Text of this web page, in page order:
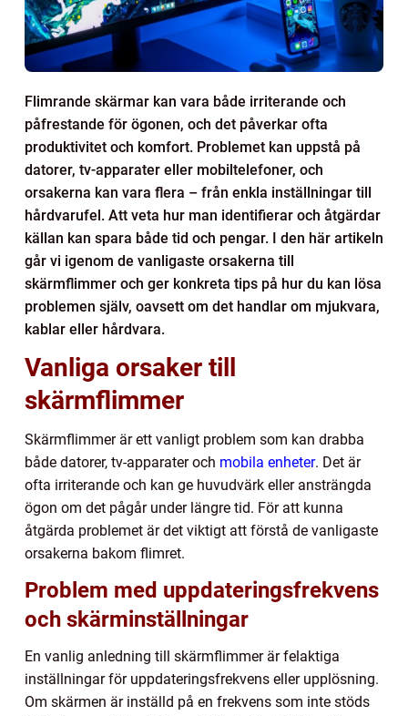
Flimrande skärmar kan vara både irriterande och
påfrestande för ögonen, och det påverkar ofta
produktivitet och komfort. Problemet kan uppstå på
datorer, tv-apparater eller mobiltelefoner, och
orsakerna kan vara flera – från enkla inställningar till
hårdvarufel. Att veta hur man identifierar och åtgärdar
källan kan spara både tid och pengar. I den här artikeln
går vi igenom de vanligaste orsakerna till
skärmflimmer och ger konkreta tips på hur du kan lösa
problemen själv, oavsett om det handlar om mjukvara,
kablar eller hårdvara.
Vanliga orsaker till
skärmflimmer
Skärmflimmer är ett vanligt problem som kan drabba
både datorer, tv-apparater och mobila enheter. Det är
ofta irriterande och kan ge huvudvärk eller ansträngda
ögon om det pågår under längre tid. För att kunna
åtgärda problemet är det viktigt att förstå de vanligaste
orsakerna bakom flimret.
Problem med uppdateringsfrekvens
och skärminställningar
En vanlig anledning till skärmflimmer är felaktiga
inställningar för uppdateringsfrekvens eller upplösning.
Om skärmen är inställd på en frekvens som inte stöds